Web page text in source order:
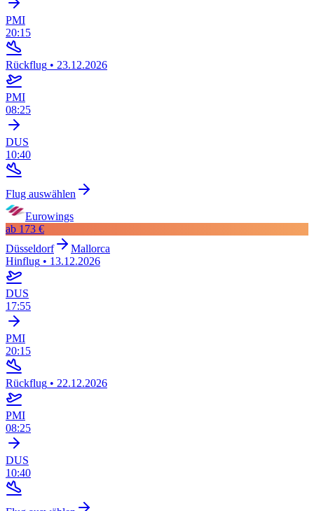
PMI
20:15
Rückflug • 23.12.2026
PMI
08:25
DUS
10:40
Flug auswählen
Eurowings
ab 173 €
Düsseldorf
Mallorca
Hinflug • 13.12.2026
DUS
17:55
PMI
20:15
Rückflug • 22.12.2026
PMI
08:25
DUS
10:40